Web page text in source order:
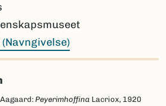
(Navngivelse)
Peyerimhoffina Lacriox, 1920